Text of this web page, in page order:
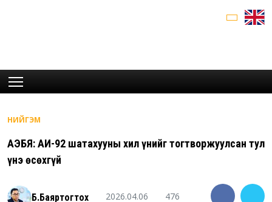
НИЙГЭМ
АҮЭБЯ: АИ-92 шатахууны хил үнийг тогтворжуулсан тул
үнэ өсөхгүй
Б.Баяртогтох 2026.04.06 476